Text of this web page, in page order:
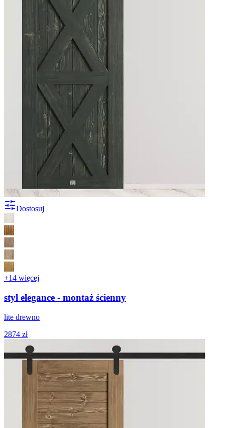
Dostosuj
+14 więcej
styl elegance - montaż ścienny
lite drewno
2874 zł